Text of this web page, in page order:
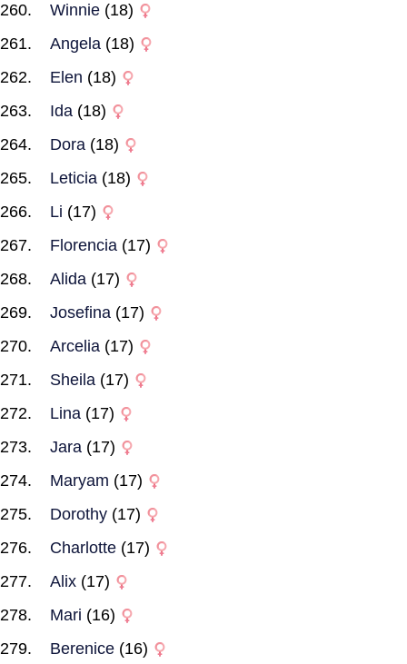
Winnie (18)
Angela (18)
Elen (18)
Ida (18)
Dora (18)
Leticia (18)
Li (17)
Florencia (17)
Alida (17)
Josefina (17)
Arcelia (17)
Sheila (17)
Lina (17)
Jara (17)
Maryam (17)
Dorothy (17)
Charlotte (17)
Alix (17)
Mari (16)
Berenice (16)